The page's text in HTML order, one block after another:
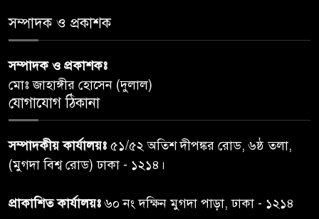
তদন্ত শেষ পর্যায়ে, দ্রুত চার্জশিট
৬
ঝড়বৃষ্টির পূর্বাভাস
৭
প্রধানমন্ত্রীর সঙ্গে দেখা করে স্বপ্নপূরণ
অনুশ্রীর, মিলল হারমোনিয়াম
৮
সম্পাদক ও প্রকাশক
সম্পাদক ও প্রকাশকঃ
মোঃ জাহাঙ্গীর হোসেন (দুলাল)
যোগাযোগ ঠিকানা
সম্পাদকীয় কার্যালয়ঃ ৫১/৫২ অতিশ দীপঙ্কর রোড, ৬ষ্ঠ তলা,
(মুগদা বিশ্ব রোড) ঢাকা - ১২১৪।
প্রাকাশিত কার্যালয়ঃ৬০ নং দক্ষিন মুগদা পাড়া, ঢাকা - ১২১৪